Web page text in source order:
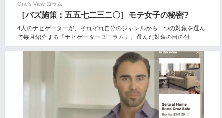
One's View コラム
［バズ施策：五五七二三二〇］モテ女子の秘密?
4人のナビゲーターが、それぞれ自分のジャンルから一つの対象を選ん
で毎月紹介する「ナビゲーターズコラム」。選んだ対象の目の付...